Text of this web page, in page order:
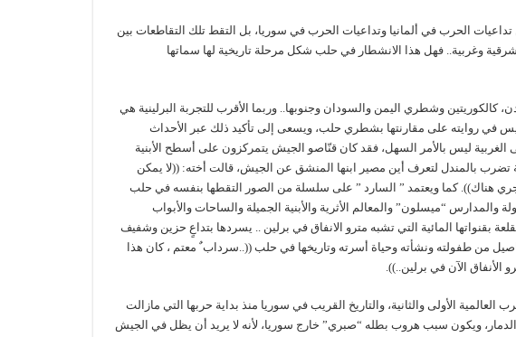
الحرب في ألمانيا وتداعيات الحرب في سوريا، بل التقط تلك التقاطعات بين
وغربية.. فهل هذا الانشطار في حلب شكل مرحلة تاريخية لها سماتها
كالكوريتين وشطري اليمن والسودان وجنوبها.. وربما الأقرب للتجربة البرلينية هي
في روايته على مقارنتها بشطري حلب، ويسعى إلى تأكيد ذلك عبر الأحداث
الغربية ليس بالأمر السهل، فقد كان قنّاصو الجيش يتمركزون على أسطح الأبنية
بالمندل لتعرف أين مصير ابنها المنشق عن الجيش، قالت أخته: ((لا يمكن
تجري هناك)). كما ويعتمد ” السارد ” على سلسلة من الصور التقطها بنفسه في حلب
“ميسلون” والمعالم الأثرية والأبنية الجميلة والساحات والأبواب
بقنواتها المائية التي تشبه مترو الانفاق في برلين .. يسردها بتداعٍ حزين وشفيف
من طفولته ونشأته وحياة أسرته وتاريخها في حلب ((..سرداب ٌ معتم ، كان هذا
الآن في برلين..)).
العالمية الأولى والثانية، والتاريخ القريب في سوريا منذ بداية حربها التي مازالت
ويكون سبب هروب بطله “صبري” خارج سوريا، لأنه لا يريد أن يظل في الجيش